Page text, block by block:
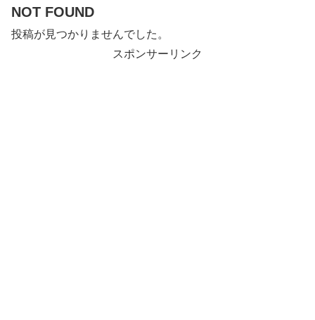
NOT FOUND
投稿が見つかりませんでした。
スポンサーリンク